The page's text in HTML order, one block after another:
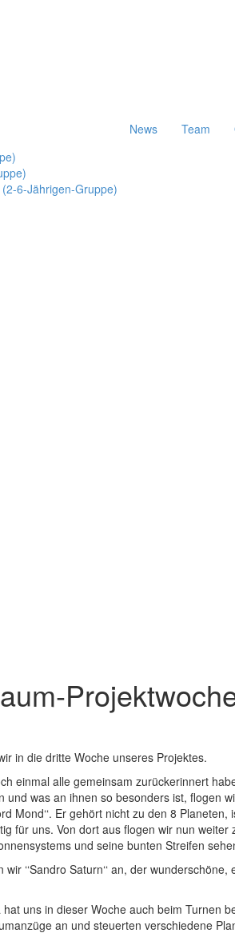
6-Jährigen-Gruppe)
News Team
in die dritte Woche unseres Projektes.
einmal alle gemeinsam zurückerinnert
und was an ihnen so besonders ist, flogen
Mond‘‘. Er gehört nicht zu den 8
für uns. Von dort aus flogen wir nun weiter
und seine bunten Streifen
‘‘Sandro Saturn‘‘ an, der
uns in dieser Woche auch beim Turnen
an und steuerten verschiedene